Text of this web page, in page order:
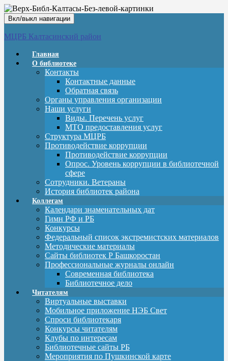
Вкл/выкл навигации
МЦРБ Калтасинский район
Главная
О библиотеке
Контакты
Контактные данные
Обратная связь
Органы управления организации
Наши услуги
Виды. Перечень услуг
МТО предоставления услуг
Структура МЦРБ
Противодействие коррупции
Противодействие коррупции
Опрос. Уровень коррупции в библиотечной
сфере
Сотрудники. Ветераны
История библиотек района
Коллегам
Календари знаменательных дат
Гимн РФ и РБ
Конкурсы
Федеральный список экстремистских материалов
Методические материалы
Сайты библиотек Р Башкоростан
Профессиональные журналы онлайн
Современная библиотека
Библиотечное дело
Читателям
Виртуальные выставки
Мобильное приложение НЭБ Свет
Спроси библиотекаря
Конкурсы читателям
Клубы по интересам
Библиотечные сайты РБ
Мероприятия по Пушкинской карте